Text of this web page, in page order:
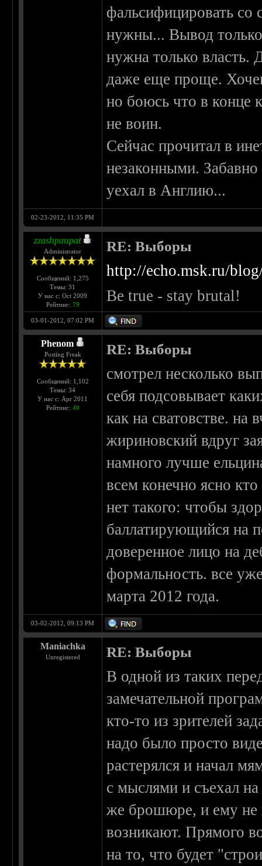
фальсифицировать со
нужны... Вывод
нужна только власть.
даже еще проще.
но боюсь что в конце
не воин.
Сейчас прочитал в
незаконными.
уехал в Англию...
02-23-2012, 11:35 PM
zzashpaupat
Administrator
Сообщений: 1,275
Темы: 31
У нас с: Oct 2009
Рейтинг: 79
RE: Выборы
http://echo.msk.ru/
Be true - stay brutal!
03-01-2012, 07:02 PM
Phenom
Posting Freak
Сообщений: 1,102
Темы: 34
У нас с: Apr 2011
Рейтинг: 40
RE: Выборы
смотрел несколько
себя подсовывает
как на сватовстве. на
жириновский вдруг
намного лучше
всем конечно ясно
нет такого: чтобы
баллатирующийся на
доверенное лицо на
формальность. все
марта 2012 года.
03-02-2012, 09:13 PM
Maniachka
Unregistered RE: Выборы
В одной из таких
замечательной
кто-то из зрителей
надо было просто
растерялся и начал
с мыслями и съехал
же брошюре, и ему не
возникают. Прямого
на то, что будет